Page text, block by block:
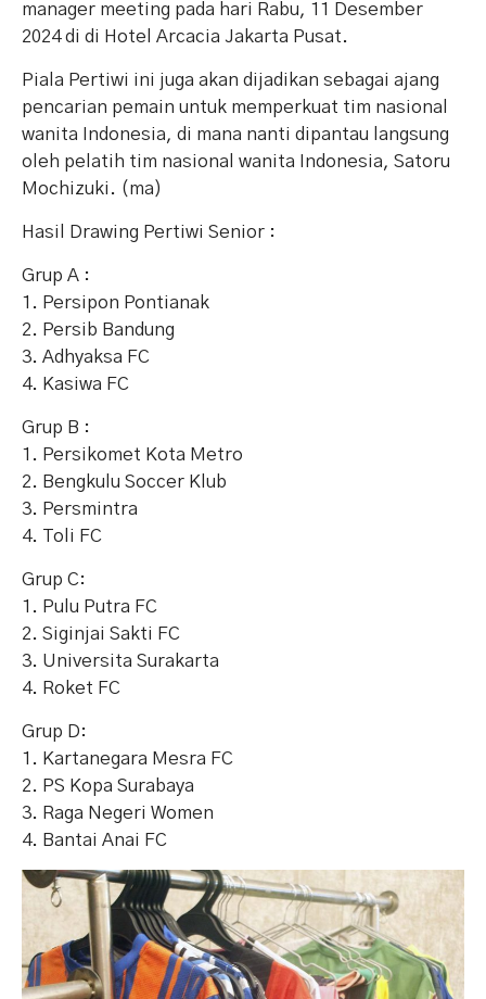
manager meeting pada hari Rabu, 11 Desember
2024 di di Hotel Arcacia Jakarta Pusat.
Piala Pertiwi ini juga akan dijadikan sebagai ajang
pencarian pemain untuk memperkuat tim nasional
wanita Indonesia, di mana nanti dipantau langsung
oleh pelatih tim nasional wanita Indonesia, Satoru
Mochizuki. (ma)
Hasil Drawing Pertiwi Senior :
Grup A :
1. Persipon Pontianak
2. Persib Bandung
3. Adhyaksa FC
4. Kasiwa FC
Grup B :
1. Persikomet Kota Metro
2. Bengkulu Soccer Klub
3. Persmintra
4. Toli FC
Grup C:
1. Pulu Putra FC
2. Siginjai Sakti FC
3. Universita Surakarta
4. Roket FC
Grup D:
1. Kartanegara Mesra FC
2. PS Kopa Surabaya
3. Raga Negeri Women
4. Bantai Anai FC